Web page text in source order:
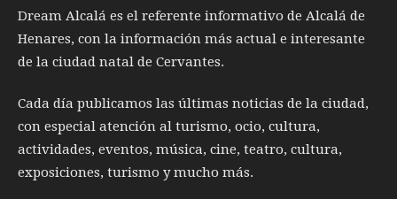
Dream Alcalá es el referente informativo de Alcalá de
Henares, con la información más actual e interesante
de la ciudad natal de Cervantes.
Cada día publicamos las últimas noticias de la ciudad,
con especial atención al turismo, ocio, cultura,
actividades, eventos, música, cine, teatro, cultura,
exposiciones, turismo y mucho más.